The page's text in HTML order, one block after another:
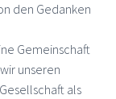
den Gedanken
Gemeinschaft
unseren
als